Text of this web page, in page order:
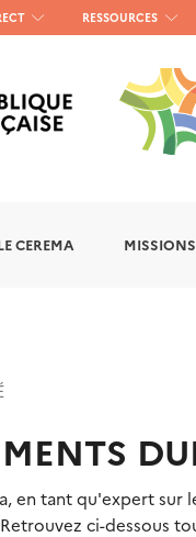
RESSOURCES
CEREMA MISSIONS
en tant qu'expert
ci-dessous